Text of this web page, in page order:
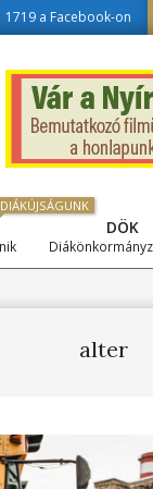
1719 a Facebook-on
DIÁKÚJSÁGUNK
DÖK
alter